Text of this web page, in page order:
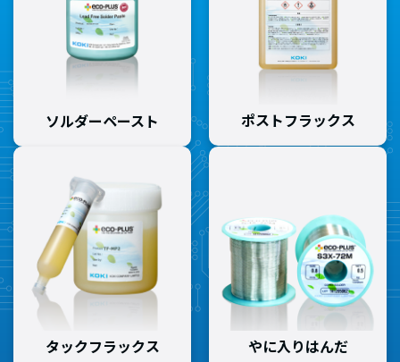
ソルダーペースト ポストフラックス
タックフラックス やに入りはんだ